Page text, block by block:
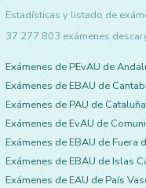
Estadísticas y listado de
37.277.803 exámenes
Exámenes de PEvAU de
Exámenes de EBAU de
Exámenes de PAU de Cataluña
Exámenes de EvAU de
Exámenes de EBAU de Fuera
Exámenes de EBAU de Islas
Exámenes de EAU de País